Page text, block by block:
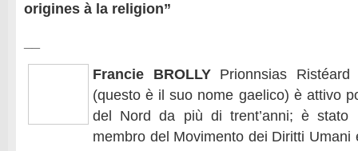
origines à la religion”
Francie BROLLY Prionnsias
(questo è il suo nome gaelico) è attivo
del Nord da più di trent’anni; è stato
membro del Movimento dei Diritti Umani